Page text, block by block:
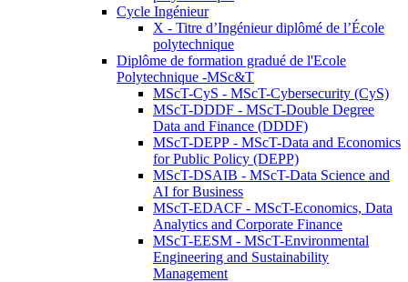
Cycle Ingénieur
X - Titre d’Ingénieur diplômé de l’École
polytechnique
Diplôme de formation gradué de l'Ecole
Polytechnique -MSc&T
MScT-CyS - MScT-Cybersecurity (CyS)
MScT-DDDF - MScT-Double Degree
Data and Finance (DDDF)
MScT-DEPP - MScT-Data and Economics
for Public Policy (DEPP)
MScT-DSAIB - MScT-Data Science and
AI for Business
MScT-EDACF - MScT-Economics, Data
Analytics and Corporate Finance
MScT-EESM - MScT-Environmental
Engineering and Sustainability
Management